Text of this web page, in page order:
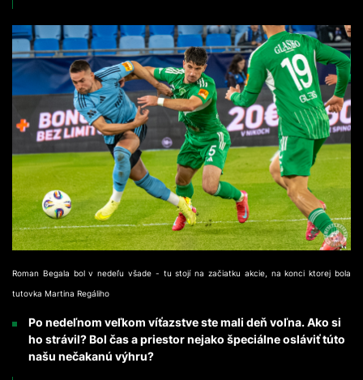
Roman Begala bol v nedeľu všade - tu stojí na začiatku akcie, na konci ktorej bola
tutovka Martina Regáliho
Po nedeľnom veľkom víťazstve ste mali deň voľna. Ako si
ho strávil? Bol čas a priestor nejako špeciálne osláviť túto
našu nečakanú výhru?